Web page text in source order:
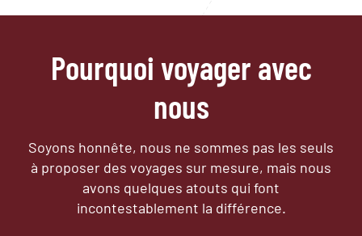
Pourquoi voyager avec
nous
Soyons honnête, nous ne sommes pas les seuls
à proposer des voyages sur mesure, mais nous
avons quelques atouts qui font
incontestablement la différence.